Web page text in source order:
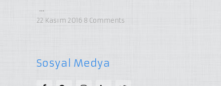
…
22 Kasım 2016 8 Comments
Sosyal Medya